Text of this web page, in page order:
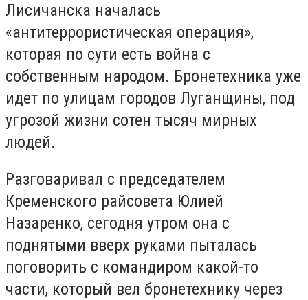
Лисичанска началась
«антитеррористическая операция»,
которая по сути есть война с
собственным народом. Бронетехника уже
идет по улицам городов Луганщины, под
угрозой жизни сотен тысяч мирных
людей.
Разговаривал с председателем
Кременского райсовета Юлией
Назаренко, сегодня утром она с
поднятыми вверх руками пыталась
поговорить с командиром какой-то
части, который вел бронетехнику через